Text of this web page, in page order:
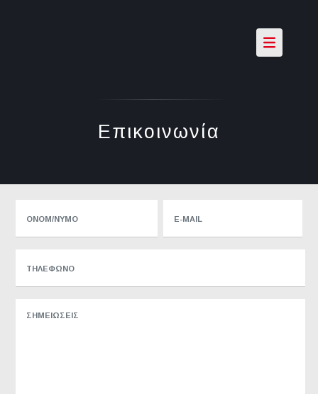
Επικοινωνία